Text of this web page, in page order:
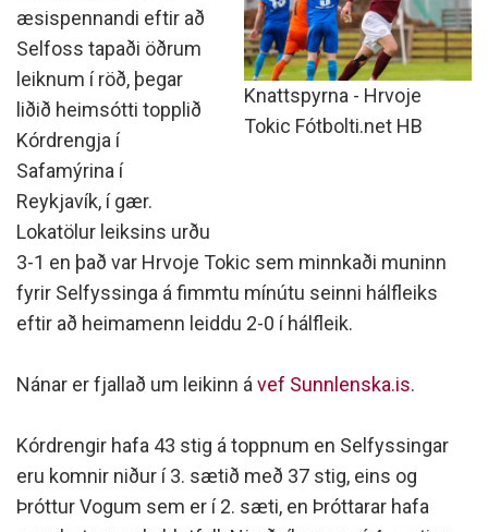
Knattspyrna - Hrvoje
Tokic Fótbolti.net HB
æsispennandi eftir að
Selfoss tapaði öðrum
leiknum í röð, þegar
liðið heimsótti topplið
Kórdrengja í
Safamýrina í
Reykjavík, í gær.
Lokatölur leiksins urðu
3-1 en það var Hrvoje Tokic sem minnkaði muninn
fyrir Selfyssinga á fimmtu mínútu seinni hálfleiks
eftir að heimamenn leiddu 2-0 í hálfleik.
Nánar er fjallað um leikinn á vef Sunnlenska.is.
Kórdrengir hafa 43 stig á toppnum en Selfyssingar
eru komnir niður í 3. sætið með 37 stig, eins og
Þróttur Vogum sem er í 2. sæti, en Þróttarar hafa